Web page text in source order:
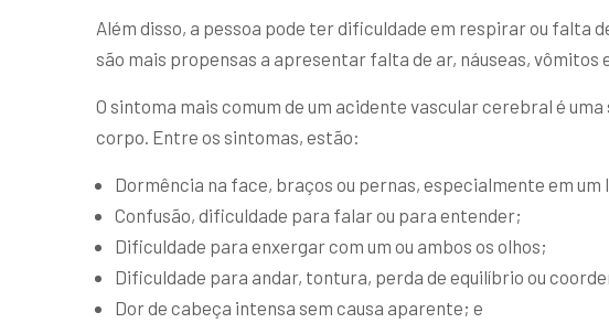
Além disso, a pessoa pode ter dificuldade em respirar ou falta
são mais propensas a apresentar falta de ar, náuseas, vômitos
O sintoma mais comum de um acidente vascular cerebral é
corpo. Entre os sintomas, estão:
Dormência na face, braços ou pernas, especialmente em um
Confusão, dificuldade para falar ou para entender;
Dificuldade para enxergar com um ou ambos os olhos;
Dificuldade para andar, tontura, perda de equilíbrio ou
Dor de cabeça intensa sem causa aparente; e